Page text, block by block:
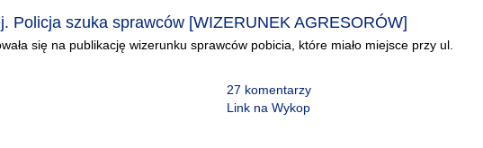
Policja szuka sprawców [WIZERUNEK AGRESORÓW]
się na publikację wizerunku sprawców pobicia, które miało miejsce przy ul.
27 komentarzy
Link na Wykop